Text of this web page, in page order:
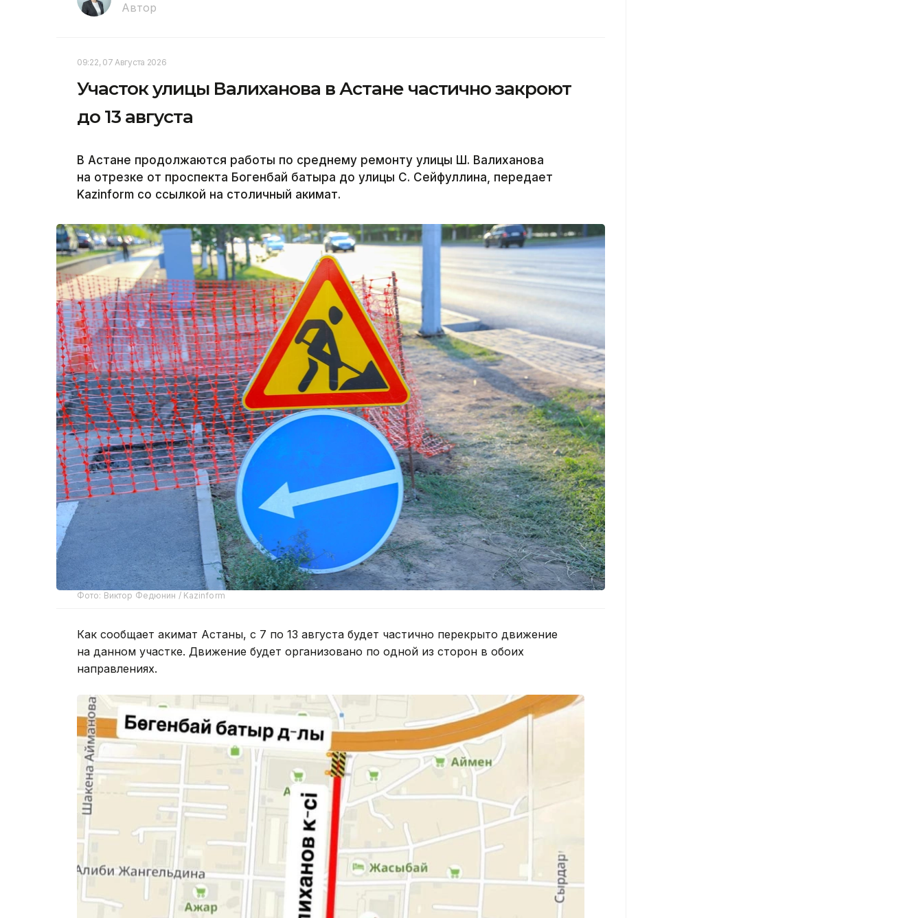
Автор
09:22, 07 Августа 2026
Участок улицы Валиханова в Астане частично закроют
до 13 августа
В Астане продолжаются работы по среднему ремонту улицы Ш. Валиханова
на отрезке от проспекта Богенбай батыра до улицы С. Сейфуллина, передает
Kazinform со ссылкой на столичный акимат.
Фото: Виктор Федюнин / Kazinform
Как сообщает акимат Астаны, с 7 по 13 августа будет частично перекрыто движение
на данном участке. Движение будет организовано по одной из сторон в обоих
направлениях.